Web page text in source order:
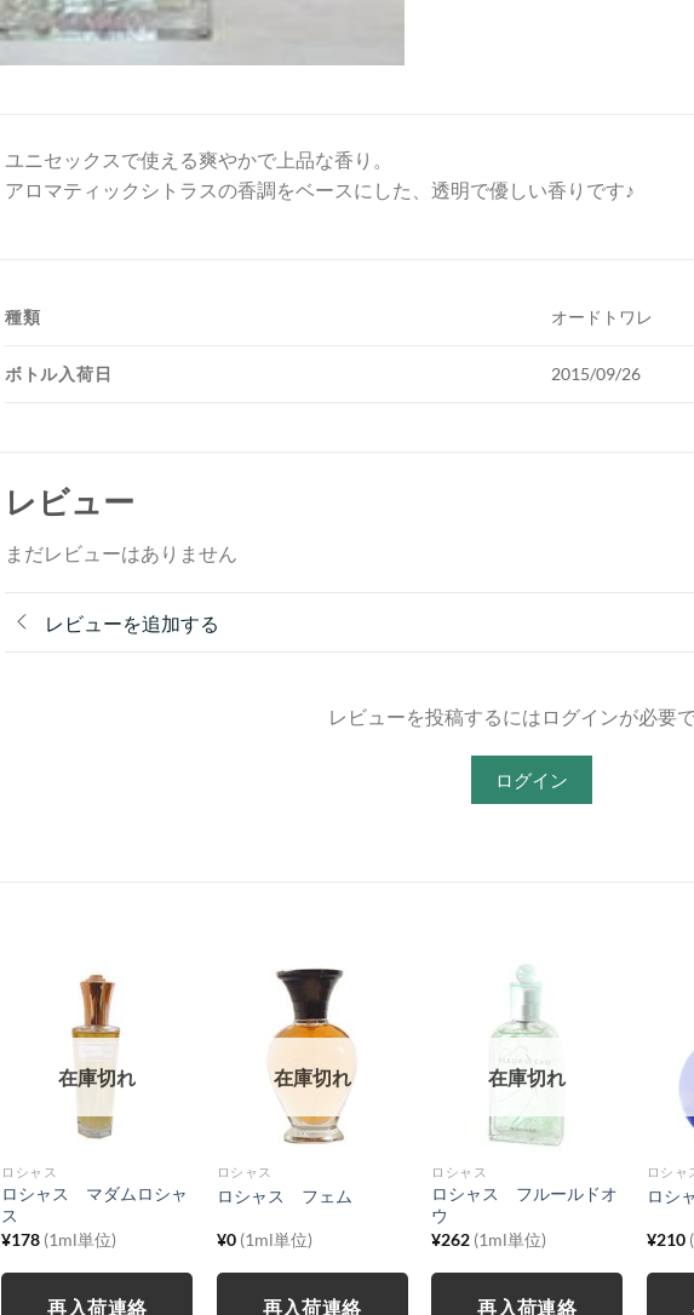
ユニセックスで使える爽やかで上品な香り。
アロマティックシトラスの香調をベースにした、透明で優しい香りです♪
種類 オードトワレ
ボトル入荷日 2015/09/26
レビュー
まだレビューはありません
レビューを追加する
レビューを投稿するにはログインが必要
ログイン
在庫切れ
ロシャス
ロシャス マダムロシャ
ス
¥178 (1ml単位)
再入荷連絡
在庫切れ
ロシャス
ロシャス フェム
¥0 (1ml単位)
再入荷連絡
在庫切れ
ロシャス
ロシャス フルールドオ
ウ
¥262 (1ml単位)
再入荷連絡
ロシャ
ロシ
¥210